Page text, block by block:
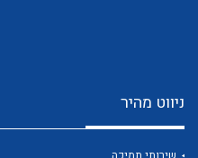
לכל מוצרי היצרן
ניווט מהיר